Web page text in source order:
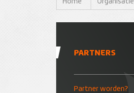
Home Organisatie
PARTNERS
Partner worden?